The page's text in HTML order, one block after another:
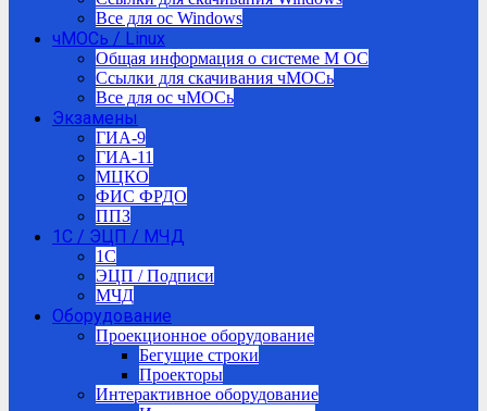
Все для ос Windows
чМОСь / Linux
Общая информация о системе М ОС
Ссылки для скачивания чМОСь
Все для ос чМОСь
Экзамены
ГИА-9
ГИА-11
МЦКО
ФИС ФРДО
ППЗ
1С / ЭЦП / МЧД
1C
ЭЦП / Подписи
МЧД
Оборудование
Проекционное оборудование
Бегущие строки
Проекторы
Интерактивное оборудование